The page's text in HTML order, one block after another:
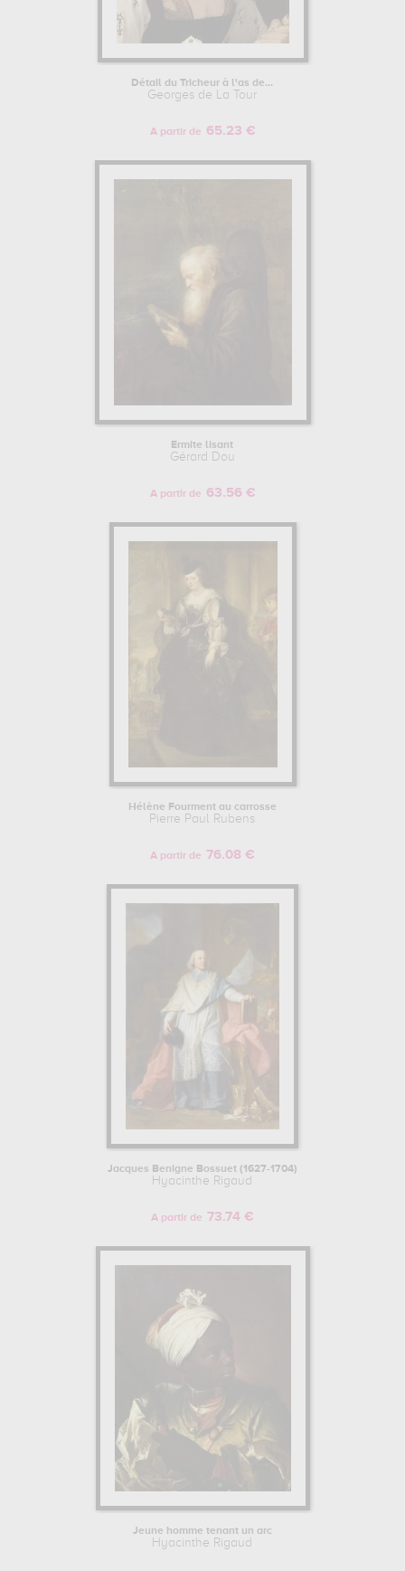
Détail du Tricheur à l'as de...
Georges de La Tour
A partir de 65.23 €
Ermite lisant
Gérard Dou
A partir de 63.56 €
Hélène Fourment au carrosse
Pierre Paul Rubens
A partir de 76.08 €
Jacques Benigne Bossuet (1627-1704)
Hyacinthe Rigaud
A partir de 73.74 €
Jeune homme tenant un arc
Hyacinthe Rigaud